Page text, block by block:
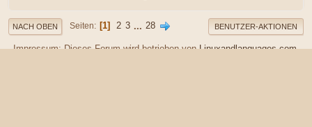
NACH OBEN Seiten 1 2 3 ... 28 BENUTZER-AKTIONEN
Impressum: Dieses Forum wird betrieben vonLinuxandlanguages.com,